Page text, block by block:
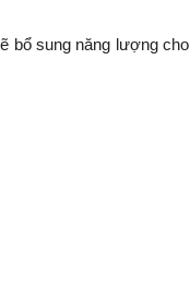
bổ sung năng lượng cho